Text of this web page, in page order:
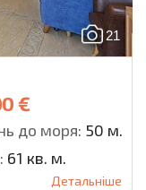
21
€
до моря: 50 м.
61 кв. м.
Детальніше